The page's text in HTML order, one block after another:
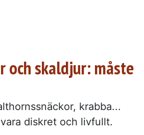
och skaldjur: måste
krabba...
diskret och livfullt.